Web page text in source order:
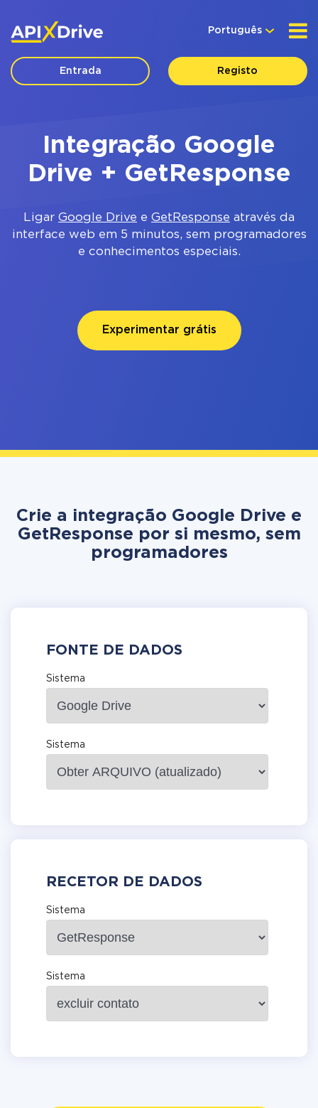
Português
Entrada Registo
Integração Google
Drive + GetResponse
Ligar Google Drive e GetResponse através da
interface web em 5 minutos, sem programadores
e conhecimentos especiais.
Experimentar grátis
Crie a integração Google Drive e
GetResponse por si mesmo, sem
programadores
FONTE DE DADOS
Sistema
Sistema
RECETOR DE DADOS
Sistema
Sistema